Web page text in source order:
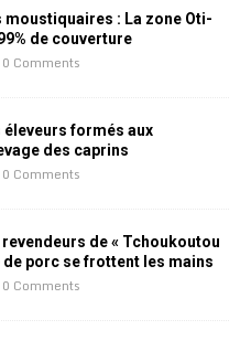
moustiquaires : La zone Oti-
de couverture
0 Comments
éleveurs formés aux
des caprins
0 Comments
revendeurs de « Tchoukoutou
de porc se frottent les mains
0 Comments